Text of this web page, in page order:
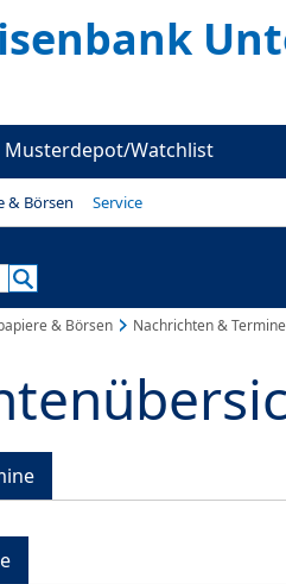
Musterdepot/Watchlist
& Börsen Service
& Börsen Nachrichten & Termine